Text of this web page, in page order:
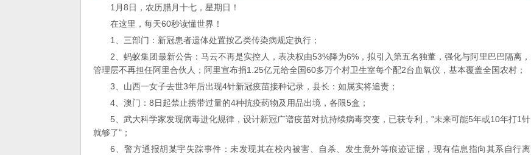
1月8日，农历腊月十七，星期日！
在这里，每天60秒读懂世界！
1、三部门：新冠患者遗体处置按乙类传染病规定执行；
2、蚂蚁集团最新公告：马云不再是实控人，表决权由53%降为6%，拟引入第五名独董，强化与阿里巴巴隔离，
管理层不再担任阿里合伙人；阿里宣布捐1.25亿元给全国60多万个村卫生室每个配2台血氧仪，基本覆盖全国农村；
3、山西一女子去世3年后出现4针新冠疫苗接种记录，县长：如属实将追责；
4、澳门：8日起禁止携带过量的4种抗疫药物及用品出境，各限5盒；
5、武大科学家发现病毒进化规律，设计新冠广谱疫苗对抗持续病毒突变，已获专利，"未来可能5年或10年打1针
就够了"；
6、警方通报胡某宇失踪事件：未发现其在校内被害、自杀、发生意外等痕迹证据，现有信息指向其系自行离